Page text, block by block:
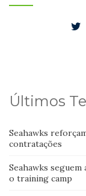
Últimos
Seahawks
contratações
Seahawks
o training camp